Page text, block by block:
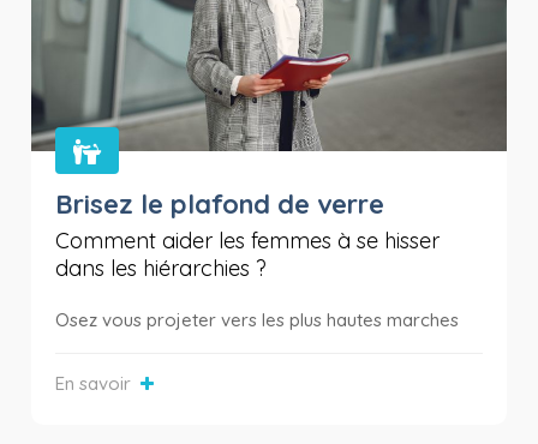
Brisez le plafond de verre
Comment aider les femmes à se hisser
dans les hiérarchies ?
Osez vous projeter vers les plus hautes marches
En savoir